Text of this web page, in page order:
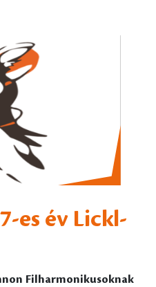
es év Lickl-
Filharmonikusoknak